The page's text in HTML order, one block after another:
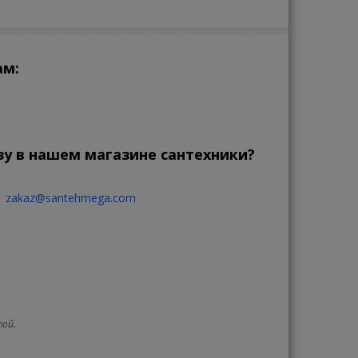
в нашем магазине сантехники?
zakaz@santehmega.com